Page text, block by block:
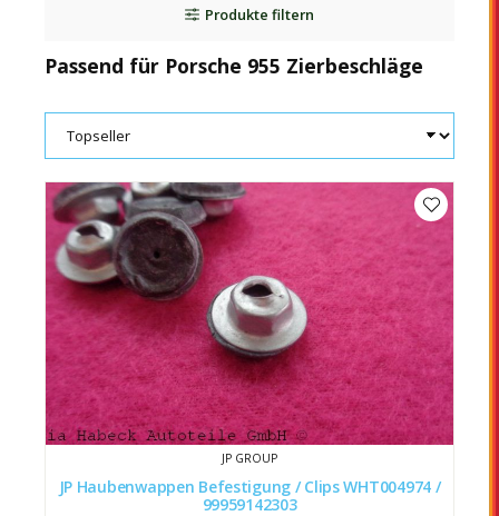
Produkte filtern
Passend für Porsche 955 Zierbeschläge
JP GROUP
JP Haubenwappen Befestigung / Clips WHT004974 /
99959142303